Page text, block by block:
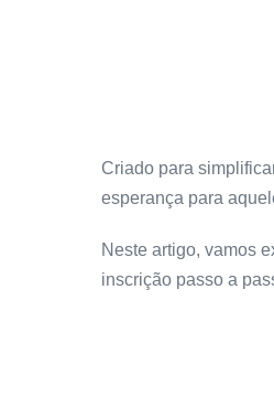
Criado para
esperança para
Neste artigo, vamos
inscrição passo a